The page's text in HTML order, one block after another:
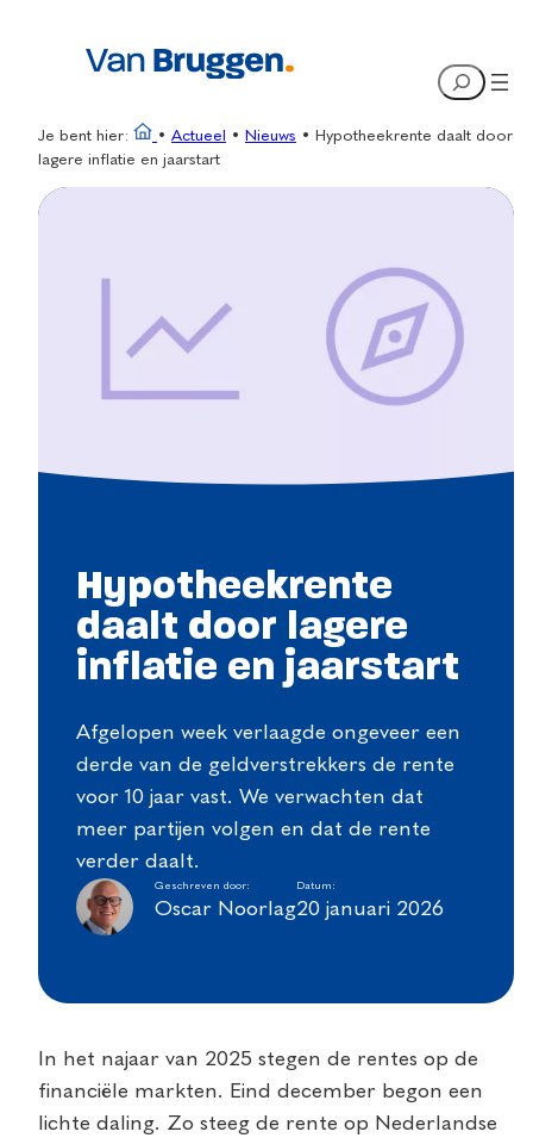
Search
Je bent hier: • Actueel • Nieuws •
Hypotheekrente daalt door
lagere inflatie en jaarstart
Hypotheekrente
daalt door lagere
inflatie en jaarstart
Afgelopen week verlaagde ongeveer een
derde van de geldverstrekkers de rente
voor 10 jaar vast. We verwachten dat
meer partijen volgen en dat de rente
verder daalt.
Geschreven door:
Oscar Noorlag
Datum:
20 januari 2026
In het najaar van 2025 stegen de rentes op de
financiële markten. Eind december begon een
lichte daling. Zo steeg de rente op Nederlandse